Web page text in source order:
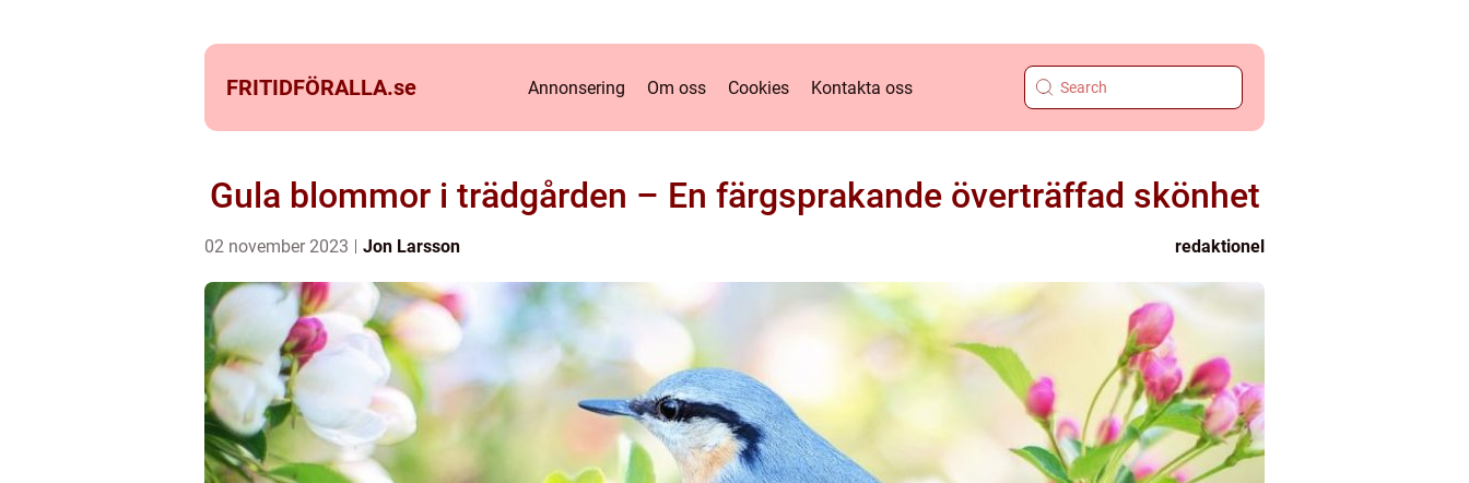
FRITIDFÖRALLA.se Annonsering Om oss Cookies Kontakta oss
Gula blommor i trädgården – En färgsprakande överträffad skönhet
02 november 2023 Jon Larsson redaktionel